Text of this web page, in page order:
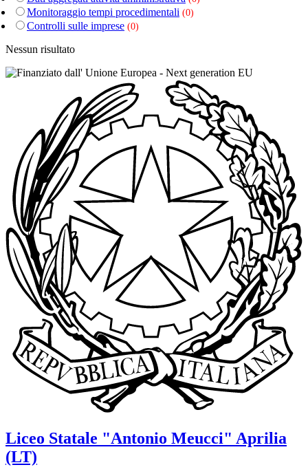
Monitoraggio tempi procedimentali (0)
Controlli sulle imprese (0)
Nessun risultato
Liceo Statale "Antonio Meucci" Aprilia
(LT)